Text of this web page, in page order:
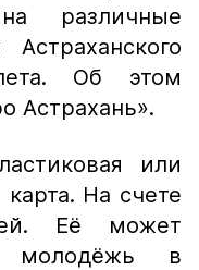
различные
Об этом
Астрахань».
или
карта. На счете
Её может
молодёжь в